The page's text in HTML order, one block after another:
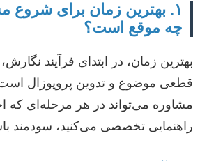
۱. بهترین زمان برای شروع
چه موقع است؟
بهترین زمان، در ابتدای فرآیند
قطعی موضوع و تدوین پروپوزال است.
مشاوره می‌تواند در هر مرحله‌ای که
راهنمایی تخصصی می‌کنید، سودمند